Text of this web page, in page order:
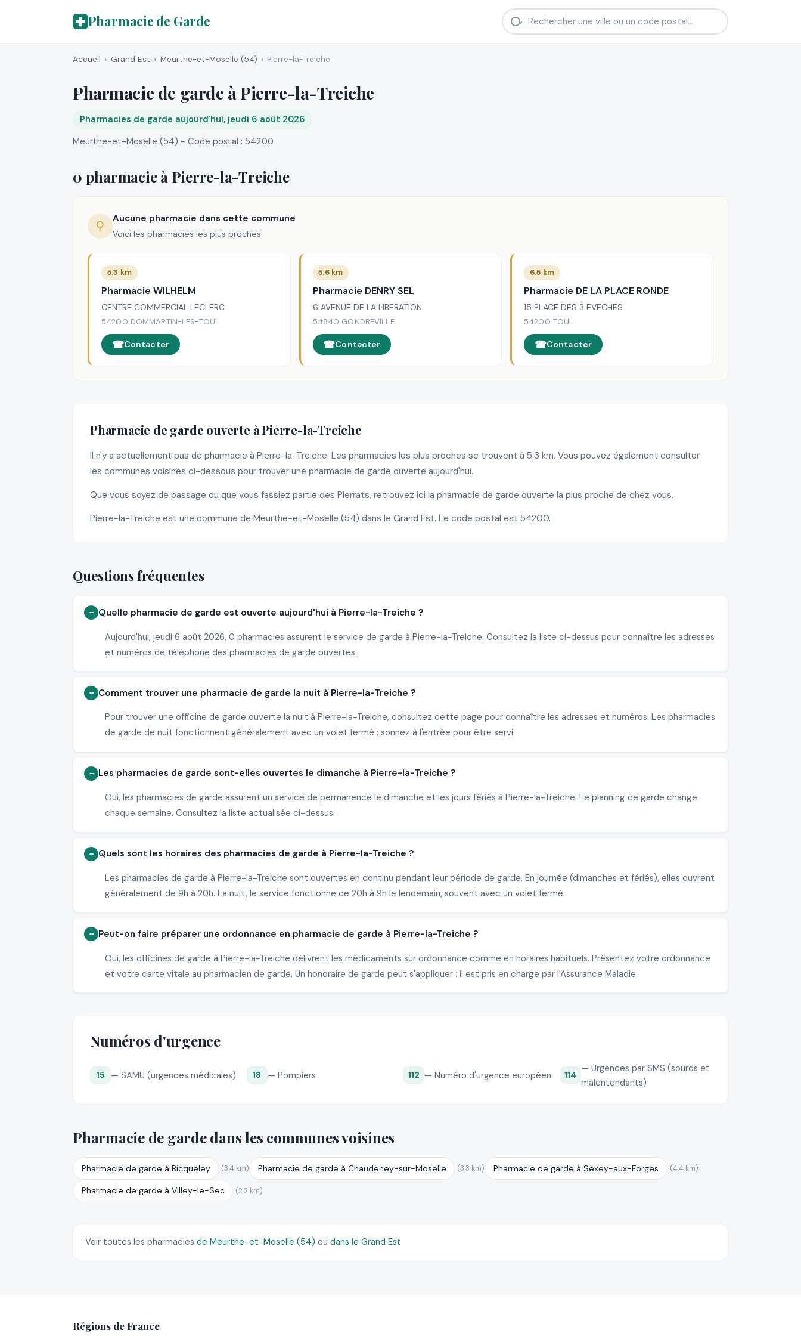
Pharmacie de Garde
Accueil Grand Est Meurthe-et-Moselle (54) Pierre-la-Treiche
Pharmacie de garde à Pierre-la-Treiche
Pharmacies de garde aujourd'hui, jeudi 6 août 2026
Meurthe-et-Moselle (54) - Code postal : 54200
0 pharmacie à Pierre-la-Treiche
⚲ Aucune pharmacie dans cette commune
Voici les pharmacies les plus proches
5.3 km
Pharmacie WILHELM
CENTRE COMMERCIAL LECLERC
54200 DOMMARTIN-LES-TOUL
Contacter
5.6 km
Pharmacie DENRY SEL
6 AVENUE DE LA LIBERATION
54840 GONDREVILLE
Contacter
6.5 km
Pharmacie DE LA PLACE RONDE
15 PLACE DES 3 EVECHES
54200 TOUL
Contacter
Pharmacie de garde ouverte à Pierre-la-Treiche
Il n'y a actuellement pas de pharmacie à Pierre-la-Treiche. Les pharmacies les plus proches se trouvent à 5.3 km. Vous pouvez également consulter
les communes voisines ci-dessous pour trouver une pharmacie de garde ouverte aujourd'hui.
Que vous soyez de passage ou que vous fassiez partie des Pierrats, retrouvez ici la pharmacie de garde ouverte la plus proche de chez vous.
Pierre-la-Treiche est une commune de Meurthe-et-Moselle (54) dans le Grand Est. Le code postal est 54200.
Questions fréquentes
Quelle pharmacie de garde est ouverte aujourd'hui à Pierre-la-Treiche ?
Aujourd'hui, jeudi 6 août 2026, 0 pharmacies assurent le service de garde à Pierre-la-Treiche. Consultez la liste ci-dessus pour connaître les adresses
et numéros de téléphone des pharmacies de garde ouvertes.
Comment trouver une pharmacie de garde la nuit à Pierre-la-Treiche ?
Pour trouver une officine de garde ouverte la nuit à Pierre-la-Treiche, consultez cette page pour connaître les adresses et numéros. Les pharmacies
de garde de nuit fonctionnent généralement avec un volet fermé : sonnez à l'entrée pour être servi.
Les pharmacies de garde sont-elles ouvertes le dimanche à Pierre-la-Treiche ?
Oui, les pharmacies de garde assurent un service de permanence le dimanche et les jours fériés à Pierre-la-Treiche. Le planning de garde change
chaque semaine. Consultez la liste actualisée ci-dessus.
Quels sont les horaires des pharmacies de garde à Pierre-la-Treiche ?
Les pharmacies de garde à Pierre-la-Treiche sont ouvertes en continu pendant leur période de garde. En journée (dimanches et fériés), elles ouvrent
généralement de 9h à 20h. La nuit, le service fonctionne de 20h à 9h le lendemain, souvent avec un volet fermé.
Peut-on faire préparer une ordonnance en pharmacie de garde à Pierre-la-Treiche ?
Oui, les officines de garde à Pierre-la-Treiche délivrent les médicaments sur ordonnance comme en horaires habituels. Présentez votre ordonnance
et votre carte vitale au pharmacien de garde. Un honoraire de garde peut s'appliquer : il est pris en charge par l'Assurance Maladie.
Numéros d'urgence
15 — SAMU (urgences médicales) 18 — Pompiers 112 — Numéro d'urgence européen 114
— Urgences par SMS (sourds et
malentendants)
Pharmacie de garde dans les communes voisines
Pharmacie de garde à Bicqueley (3.4 km) Pharmacie de garde à Chaudeney-sur-Moselle (3.3 km) Pharmacie de garde à Sexey-aux-Forges (4.4 km)
Pharmacie de garde à Villey-le-Sec (2.2 km)
Voir toutes les pharmacies de Meurthe-et-Moselle (54) ou dans le Grand Est
Régions de France